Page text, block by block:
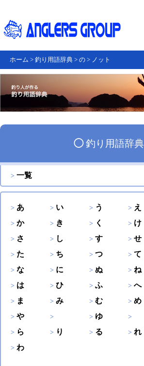
ホーム > 釣り用語辞典 > の > ノット
◯釣り用語辞典
一覧
あ い う え
か
き く け
さ
し す せ
た
ち つ て
な
に ぬ ね
は
ひ ふ へ
ま
み む め
や
ゆ
ら
り る れ
わ